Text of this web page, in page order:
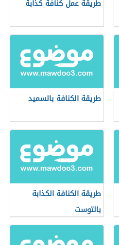
طريقة عمل كنافة كذابة
طريقة الكنافة بالسميد
طريقة الكنافة الكذابة
بالتوست